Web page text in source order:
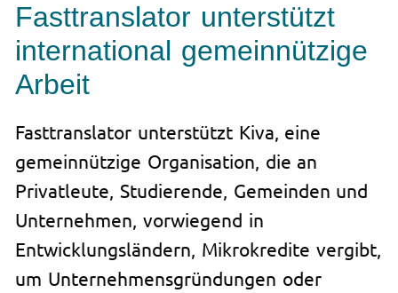
Fasttranslator unterstützt
international gemeinnützige
Arbeit
Fasttranslator unterstützt Kiva, eine
gemeinnützige Organisation, die an
Privatleute, Studierende, Gemeinden und
Unternehmen, vorwiegend in
Entwicklungsländern, Mikrokredite vergibt,
um Unternehmensgründungen oder